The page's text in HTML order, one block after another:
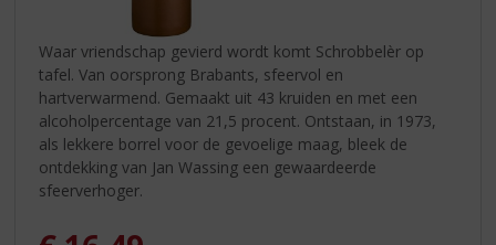
Waar vriendschap gevierd wordt komt Schrobbelèr op
tafel. Van oorsprong Brabants, sfeervol en
hartverwarmend. Gemaakt uit 43 kruiden en met een
alcoholpercentage van 21,5 procent. Ontstaan, in 1973,
als lekkere borrel voor de gevoelige maag, bleek de
ontdekking van Jan Wassing een gewaardeerde
sfeerverhoger.